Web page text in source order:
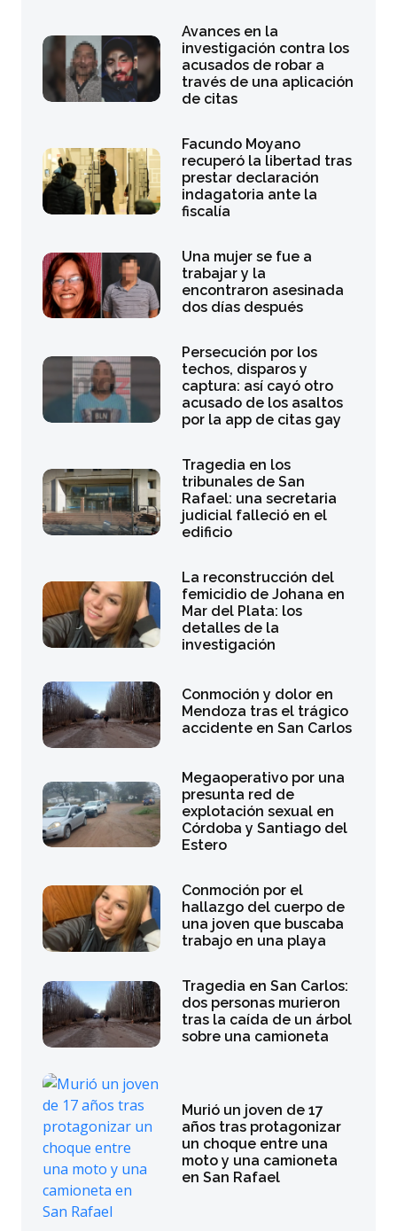
Avances en la
investigación contra los
acusados de robar a
través de una aplicación
de citas
Facundo Moyano
recuperó la libertad tras
prestar declaración
indagatoria ante la
fiscalía
Una mujer se fue a
trabajar y la
encontraron asesinada
dos días después
Persecución por los
techos, disparos y
captura: así cayó otro
acusado de los asaltos
por la app de citas gay
Tragedia en los
tribunales de San
Rafael: una secretaria
judicial falleció en el
edificio
La reconstrucción del
femicidio de Johana en
Mar del Plata: los
detalles de la
investigación
Conmoción y dolor en
Mendoza tras el trágico
accidente en San Carlos
Megaoperativo por una
presunta red de
explotación sexual en
Córdoba y Santiago del
Estero
Conmoción por el
hallazgo del cuerpo de
una joven que buscaba
trabajo en una playa
Tragedia en San Carlos:
dos personas murieron
tras la caída de un árbol
sobre una camioneta
Murió un joven de 17
años tras protagonizar
un choque entre una
moto y una camioneta
en San Rafael